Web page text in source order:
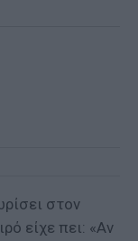
στον
είχε πει: «Αν